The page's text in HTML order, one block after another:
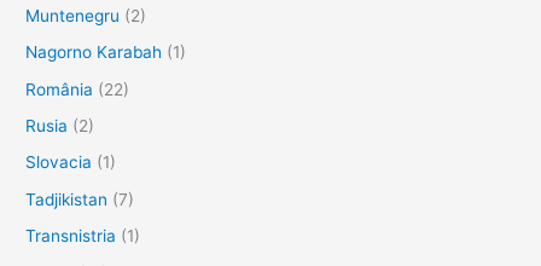
Muntenegru (2)
Nagorno Karabah (1)
România (22)
Rusia (2)
Slovacia (1)
Tadjikistan (7)
Transnistria (1)